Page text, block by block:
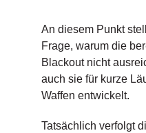
An diesem Punkt
Frage, warum die
Blackout nicht
auch sie für kurze
Waffen entwickelt.
Tatsächlich verfolgt